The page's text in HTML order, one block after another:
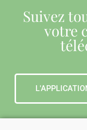
Suivez
votre